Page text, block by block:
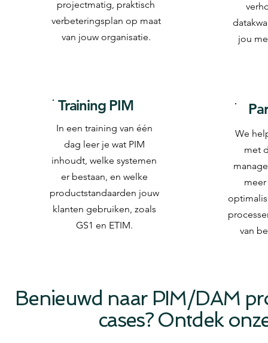
projectmatig, praktisch
verbeteringsplan op maat
van jouw organisatie.
Training PIM
In een training van één
dag leer je wat PIM
inhoudt, welke systemen
er bestaan, en welke
productstandaarden jouw
klanten gebruiken, zoals
GS1 en ETIM.
jou
We
met
van
Benieuwd naar PIM/DAM
cases? Ontdek